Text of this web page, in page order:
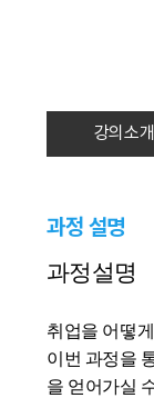
강의소개
과정 설명
과정설명
취업을 어떻
이번 과정을
을 얻어가실